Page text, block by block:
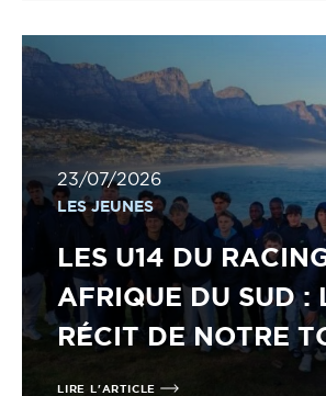
23/07/2026
LES JEUNES
LES U14 DU
AFRIQUE DU SUD :
RÉCIT DE NOTRE
LIRE L'ARTICLE